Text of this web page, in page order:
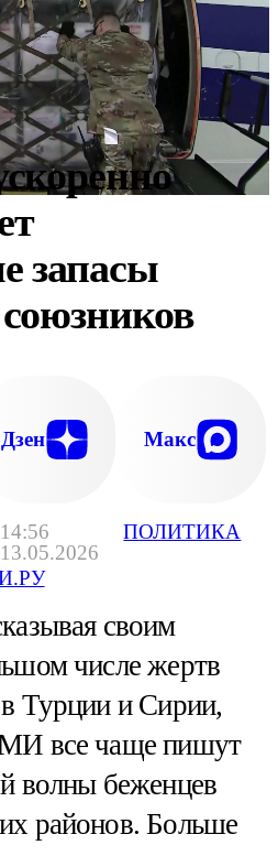
14:56
13.05.2026
ПОЛИТИКА
запасы
Дзен Макс
своим
числе жертв
в Турции и Сирии,
все чаще пишут
волны беженцев
районов. Больше